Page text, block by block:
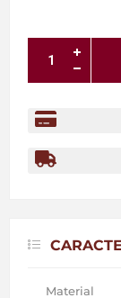
Material